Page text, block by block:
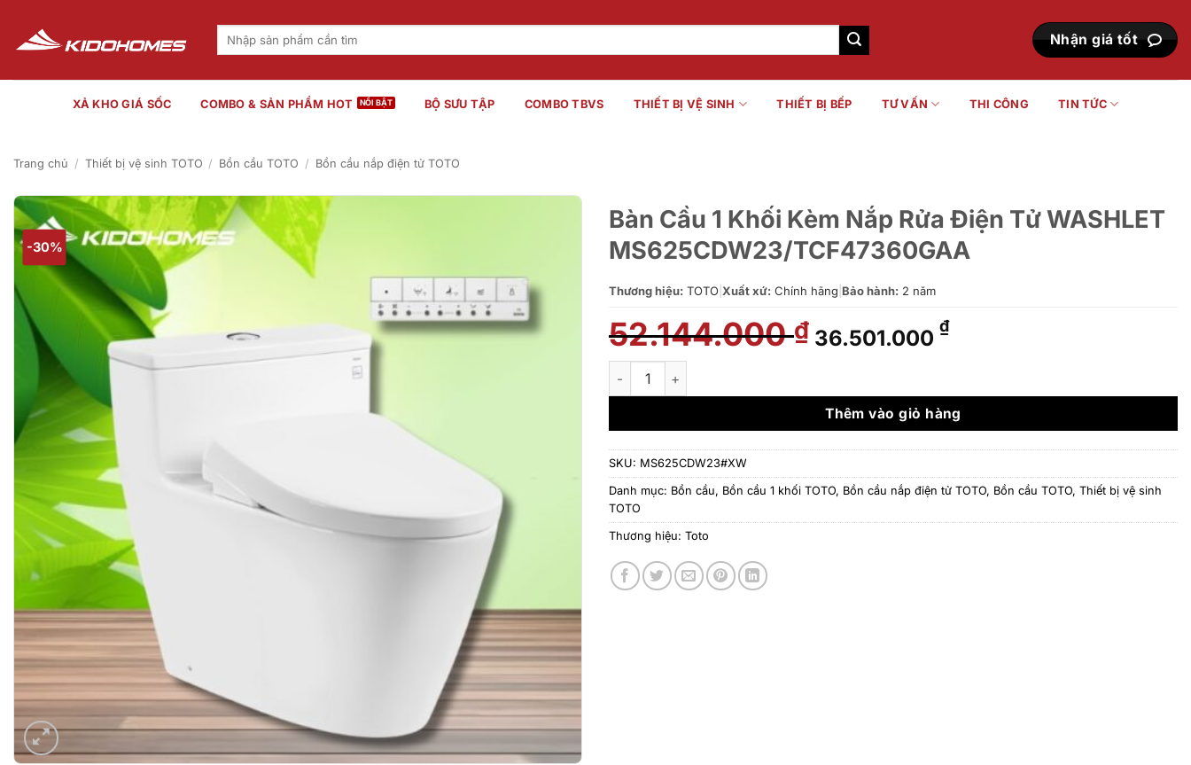
nội
dung
Tìm
Nhận giá tốt
XẢ KHO GIÁ SỐC COMBO & SẢN PHẨM HOT BỘ SƯU TẬP COMBO TBVS THIẾT BỊ VỆ SINH THIẾT BỊ BẾP TƯ VẤN THI CÔNG TIN TỨC
Trang chủ / Thiết bị vệ sinh TOTO / Bồn cầu TOTO / Bồn cầu nắp điện tử TOTO
-30%
Bàn Cầu 1 Khối Kèm Nắp Rửa Điện Tử WASHLET
MS625CDW23/TCF47360GAA
Thương hiệu: TOTO Xuất xứ: Chính hãng Bảo hành: 2 năm
52.144.000₫ Giá
gốc
52.144.000 ₫.
36.501.000 ₫Giá
là:
36.501.000 ₫.
Bàn Cầu 1 Khối Kèm Nắp Rửa Điện Tử WASHLET MS625CDW23/TCF47360GAA số lượng
Thêm vào giỏ hàng
SKU: MS625CDW23#XW
Danh mục: Bồn cầu, Bồn cầu 1 khối TOTO, Bồn cầu nắp điện tử TOTO, Bồn cầu TOTO, Thiết bị vệ sinh
TOTO
Thương hiệu: Toto